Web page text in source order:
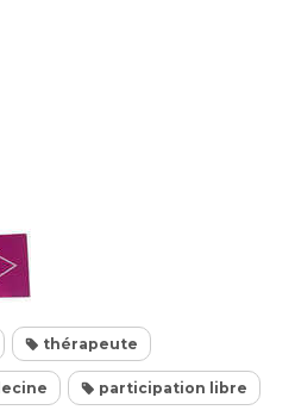
thérapeute
participation libre